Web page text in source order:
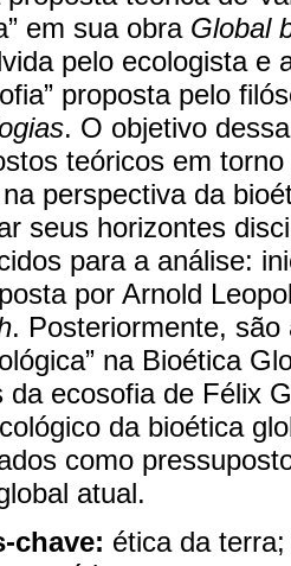
em sua obra Global
pelo ecologista e
proposta pelo
. O objetivo
teóricos em
perspectiva da
seus horizontes
para a análise:
por Arnold
. Posteriormente,
na Bioética
da ecosofia de Félix
da bioética
como
atual.
chave: ética da